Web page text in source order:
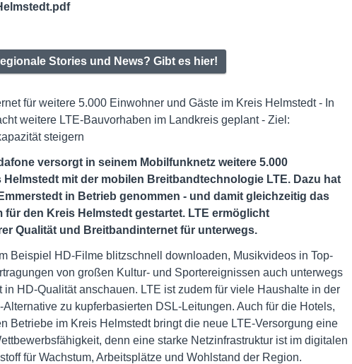
Stories und News? Gibt es hier!
für weitere 5.000 Einwohner und Gäste im Kreis Helmstedt - In
weitere LTE-Bauvorhaben im Landkreis geplant - Ziel:
steigern
versorgt in seinem Mobilfunknetz weitere 5.000
Helmstedt mit der mobilen Breitbandtechnologie LTE. Dazu hat
in Betrieb genommen - und damit gleichzeitig das
für den Kreis Helmstedt gestartet. LTE ermöglicht
Qualität und Breitbandinternet für unterwegs.
Beispiel HD-Filme blitzschnell downloaden, Musikvideos in Top-
von großen Kultur- und Sportereignissen auch unterwegs
in HD-Qualität anschauen. LTE ist zudem für viele Haushalte in der
zu kupferbasierten DSL-Leitungen. Auch für die Hotels,
Betriebe im Kreis Helmstedt bringt die neue LTE-Versorgung eine
denn eine starke Netzinfrastruktur ist im digitalen
für Wachstum, Arbeitsplätze und Wohlstand der Region.